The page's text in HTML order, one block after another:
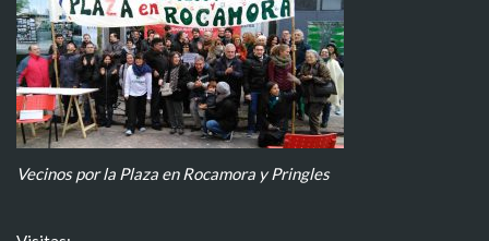
Vecinos por la Plaza en Rocamora y Pringles